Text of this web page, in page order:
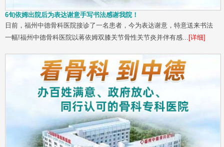
6旬依姆出院后为表达谢意手写书法感谢我院！
日前，福州中德骨科医院接诊了一名患者，今为表达谢意，特意送来书法
一幅!福州中德骨科医院以蒋依姆双膝关节骨性关节炎并伴有感... [详细]